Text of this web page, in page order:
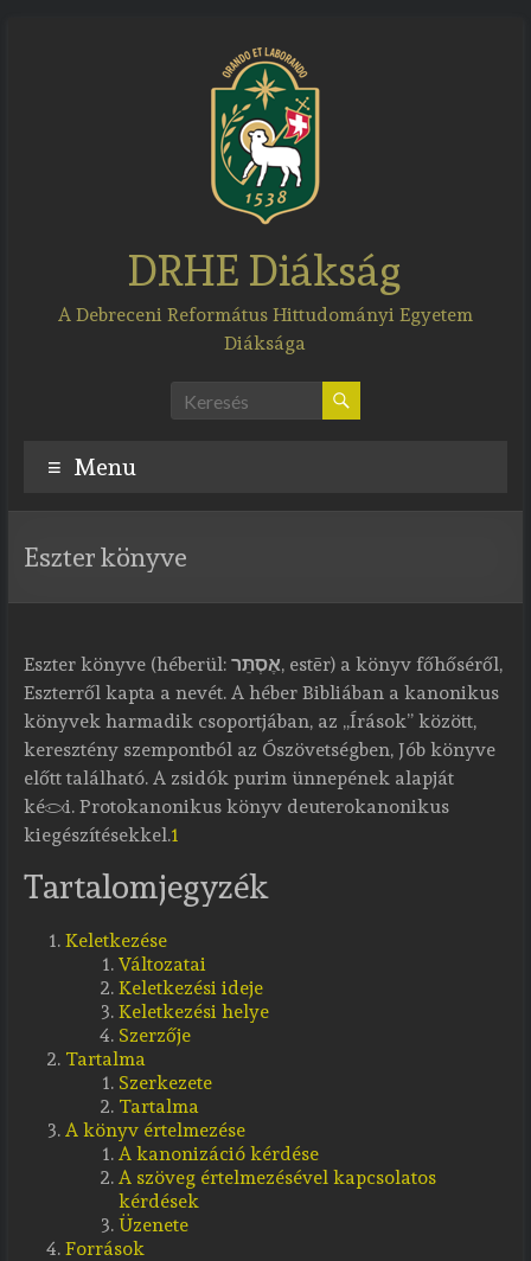
DRHE Diákság
A Debreceni Református Hittudományi Egyetem
Diáksága
Menu
Eszter könyve
Eszter könyve (héberül: אֶסְתֵּר, estēr) a könyv főhőséről,
Eszterről kapta a nevét. A héber Bibliában a kanonikus
könyvek harmadik csoportjában, az „Írások” között,
keresztény szempontból az Ószövetségben, Jób könyve
előtt található. A zsidók purim ünnepének alapját
képezi. Protokanonikus könyv deuterokanonikus
kiegészítésekkel.1
Tartalomjegyzék
Keletkezése
Változatai
Keletkezési ideje
Keletkezési helye
Szerzője
Tartalma
Szerkezete
Tartalma
A könyv értelmezése
A kanonizáció kérdése
A szöveg értelmezésével kapcsolatos
kérdések
Üzenete
Források